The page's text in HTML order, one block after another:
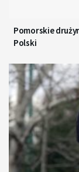
Pomorskie
Polski